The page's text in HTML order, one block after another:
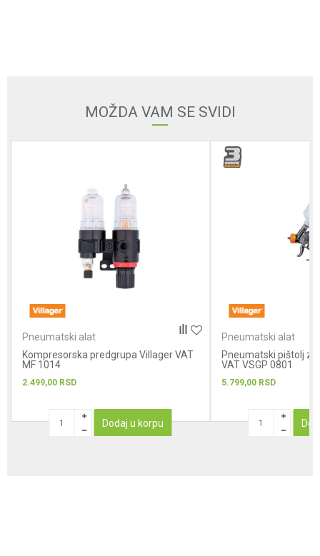
MOŽDA VAM SE SVIDI
Pneumatski alat
Kompresorska predgrupa Villager VAT
MF 1014
2.499,00 RSD
Dodaj u korpu
Pneumatski alat
Pneumatski pištolj
VAT VSGP 0801
5.799,00 RSD